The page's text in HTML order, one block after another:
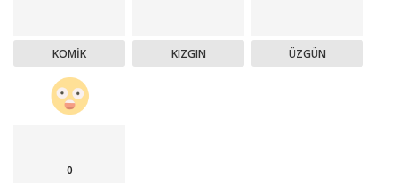
KOMIK KIZGIN ÜZGÜN
0